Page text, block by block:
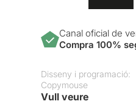
Canal oficial de
Compra 100%
Disseny i programació:
Copymouse
Vull veure